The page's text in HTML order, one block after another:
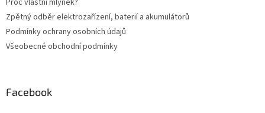
Proč vlastní mlýnek?
Zpětný odběr elektrozařízení, baterií a akumulátorů
Podmínky ochrany osobních údajů
Všeobecné obchodní podmínky
Facebook